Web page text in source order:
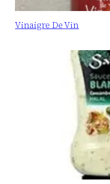
Vinaigre De Vin